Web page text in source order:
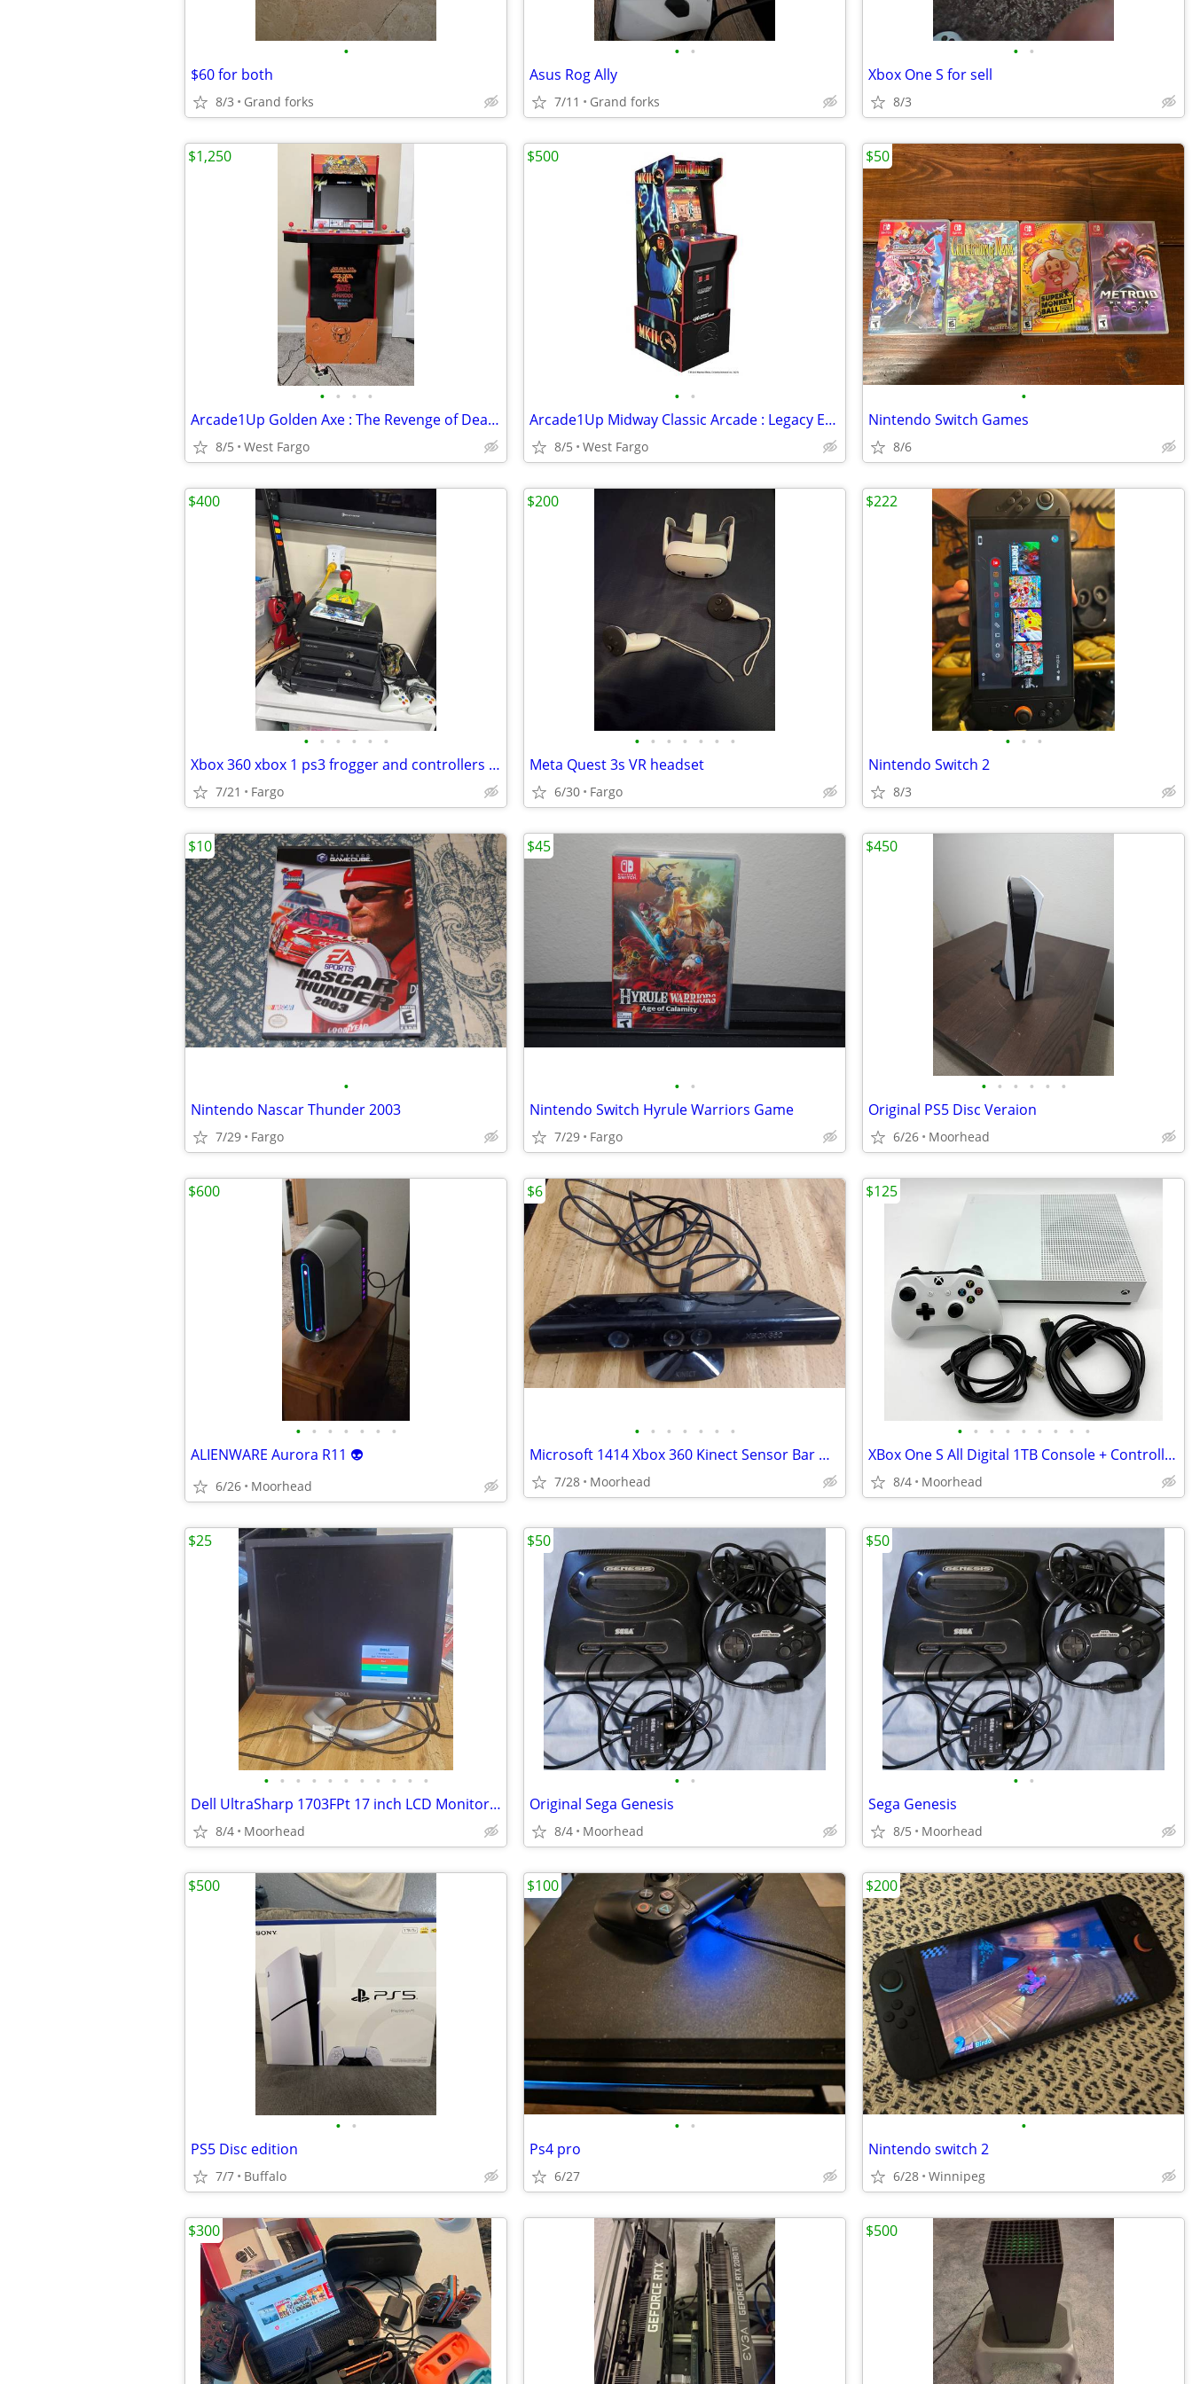
•
$60 for both
8/3 Grand forks
• •
Asus Rog Ally
7/11 Grand forks
• •
Xbox One S for sell
8/3
• • • •
Arcade1Up Golden Axe : The Revenge of Death Adder
8/5 West Fargo
$1,250
• •
Arcade1Up Midway Classic Arcade : Legacy Edition
8/5 West Fargo
$500
•
Nintendo Switch Games
8/6
$50
• • • • • •
Xbox 360 xbox 1 ps3 frogger and controllers and games
7/21 Fargo
$400
• • • • • • •
Meta Quest 3s VR headset
6/30 Fargo
$200
• • •
Nintendo Switch 2
8/3
$222
•
Nintendo Nascar Thunder 2003
7/29 Fargo
$10
• •
Nintendo Switch Hyrule Warriors Game
7/29 Fargo
$45
• • • • • •
Original PS5 Disc Veraion
6/26 Moorhead
$450
• • • • • • •
ALIENWARE Aurora R11 👽
6/26 Moorhead
$600
• • • • • • •
Microsoft 1414 Xbox 360 Kinect Sensor Bar Only - Black
7/28 Moorhead
$6
• • • • • • • • •
XBox One S All Digital 1TB Console + Controller MINT
8/4 Moorhead
$125
• • • • • • • • • • •
Dell UltraSharp 1703FPt 17 inch LCD Monitor. Plus Power Cord
8/4 Moorhead
$25
• •
Original Sega Genesis
8/4 Moorhead
$50
• •
Sega Genesis
8/5 Moorhead
$50
• •
PS5 Disc edition
7/7 Buffalo
$500
• •
Ps4 pro
6/27
$100
•
Nintendo switch 2
6/28 Winnipeg
$200
$300 $500